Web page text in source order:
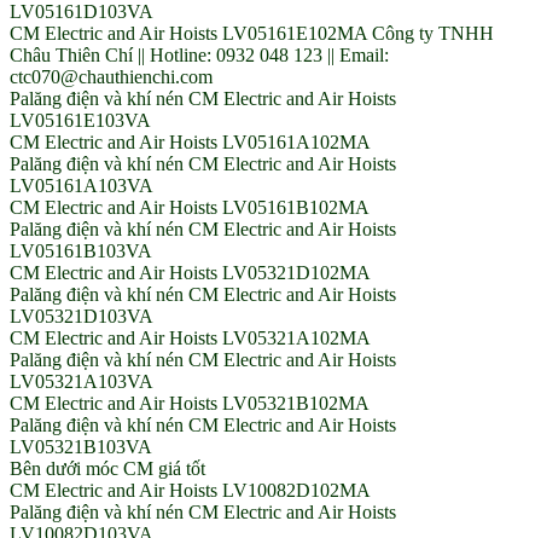
LV05161D103VA
CM Electric and Air Hoists LV05161E102MA Công ty TNHH
Châu Thiên Chí || Hotline: 0932 048 123 || Email:
ctc070@chauthienchi.com
Palăng điện và khí nén CM Electric and Air Hoists
LV05161E103VA
CM Electric and Air Hoists LV05161A102MA
Palăng điện và khí nén CM Electric and Air Hoists
LV05161A103VA
CM Electric and Air Hoists LV05161B102MA
Palăng điện và khí nén CM Electric and Air Hoists
LV05161B103VA
CM Electric and Air Hoists LV05321D102MA
Palăng điện và khí nén CM Electric and Air Hoists
LV05321D103VA
CM Electric and Air Hoists LV05321A102MA
Palăng điện và khí nén CM Electric and Air Hoists
LV05321A103VA
CM Electric and Air Hoists LV05321B102MA
Palăng điện và khí nén CM Electric and Air Hoists
LV05321B103VA
Bên dưới móc CM giá tốt
CM Electric and Air Hoists LV10082D102MA
Palăng điện và khí nén CM Electric and Air Hoists
LV10082D103VA